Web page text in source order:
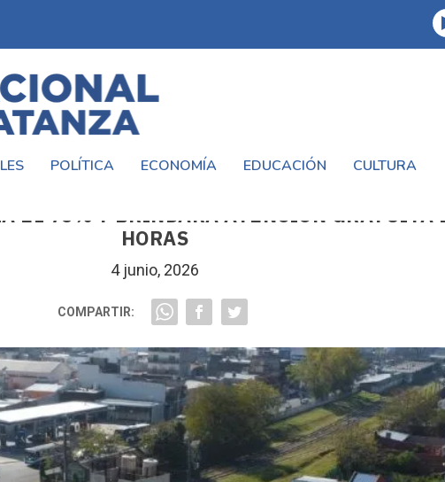
POLÍTICA ECONOMÍA EDUCACIÓN CULTURA
EL 75% Y BRINDARÁ ATENCIÓN GRATUITA
HORAS
4 junio, 2026
COMPARTIR: